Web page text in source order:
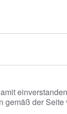
gemäß der Seite